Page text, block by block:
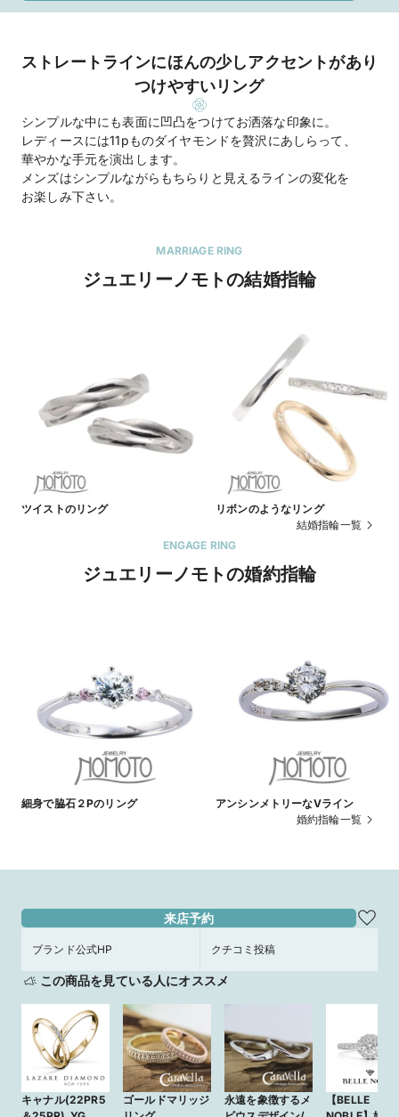
ストレートラインにほんの少しアクセントがあり
つけやすいリング
シンプルな中にも表面に凹凸をつけてお洒落な印象に。
レディースには11pものダイヤモンドを贅沢にあしらって、
華やかな手元を演出します。
メンズはシンプルながらもちらりと見えるラインの変化を
お楽しみ下さい。
MARRIAGE RING
ジュエリーノモトの結婚指輪
ツイストのリング
リボンのようなリング
結婚指輪一覧
ENGAGE RING
ジュエリーノモトの婚約指輪
細身で脇石２Pのリング
アンシンメトリーなVライン
婚約指輪一覧
来店予約
ブランド公式HP クチコミ投稿
この商品を見ている人にオススメ
キャナル(22PR5
ゴールドマリッジ
永遠を象徴するメ
【BELLE